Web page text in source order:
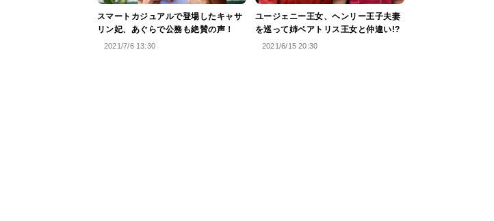
スマートカジュアルで登場したキャサ
リン妃、あぐらで公務も絶賛の声！
2021/7/6 13:30
ユージェニー王女、ヘンリー王子夫妻
を巡って姉ベアトリス王女と仲違い!?
2021/6/15 20:30